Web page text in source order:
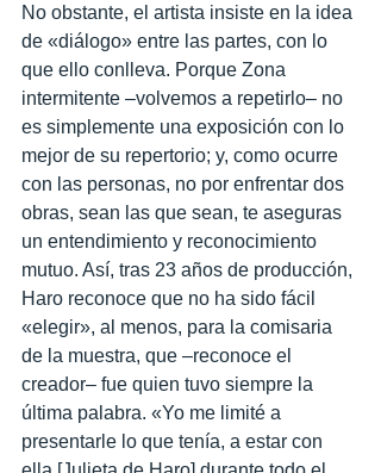
No obstante, el artista insiste en la idea
de «diálogo» entre las partes, con lo
que ello conlleva. Porque Zona
intermitente –volvemos a repetirlo– no
es simplemente una exposición con lo
mejor de su repertorio; y, como ocurre
con las personas, no por enfrentar dos
obras, sean las que sean, te aseguras
un entendimiento y reconocimiento
mutuo. Así, tras 23 años de producción,
Haro reconoce que no ha sido fácil
«elegir», al menos, para la comisaria
de la muestra, que –reconoce el
creador– fue quien tuvo siempre la
última palabra. «Yo me limité a
presentarle lo que tenía, a estar con